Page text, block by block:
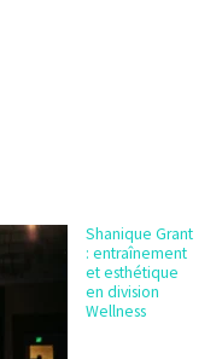
Shanique Grant
: entraînement
et esthétique
en division
Wellness